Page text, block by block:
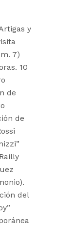
y
7)
10
de
de
del